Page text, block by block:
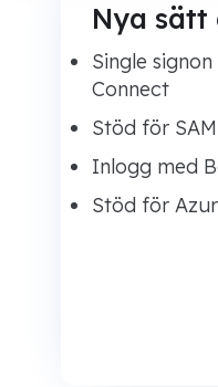
Nya
Single
Connect
Stöd för
Inlogg med
Stöd för